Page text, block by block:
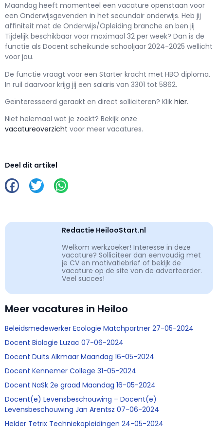
Maandag heeft momenteel een vacature openstaan voor
een Onderwijsgevenden in het secundair onderwijs. Heb jij
affiniteit met de Onderwijs/Opleiding branche en ben jij
Tijdelijk beschikbaar voor maximaal 32 per week? Dan is de
functie als Docent scheikunde schooljaar 2024-2025 wellicht
voor jou.
De functie vraagt voor een Starter kracht met HBO diploma.
In ruil daarvoor krijg jij een salaris van 3301 tot 5862.
Geïnteresseerd geraakt en direct solliciteren? Klik hier.
Niet helemaal wat je zoekt? Bekijk onze
vacatureoverzicht voor meer vacatures.
Deel dit artikel
Redactie HeilooStart.nl
Welkom werkzoeker! Interesse in deze
vacature? Solliciteer dan eenvoudig met
je CV en motivatiebrief of bekijk de
vacature op de site van de adverteerder.
Veel succes!
Meer vacatures in Heiloo
Beleidsmedewerker Ecologie Matchpartner 27-05-2024
Docent Biologie Luzac 07-06-2024
Docent Duits Alkmaar Maandag 16-05-2024
Docent Kennemer College 31-05-2024
Docent NaSk 2e graad Maandag 16-05-2024
Docent(e) Levensbeschouwing – Docent(e)
Levensbeschouwing Jan Arentsz 07-06-2024
Helder Tetrix Techniekopleidingen 24-05-2024